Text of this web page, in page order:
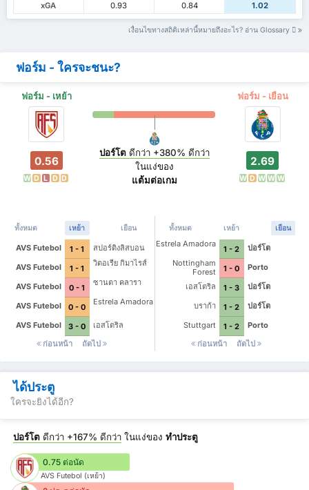
xGA
0.93 0.84 1.02
เงื่อนไขทางสถิติเหล่านี้หมายถึงอะไร? อ่าน Glossary
ฟอร์ม - ใครจะชนะ?
ฟอร์ม - เหย้า ฟอร์ม - เยือน
0.56
W D L D D
ปอร์โตดีกว่า +380% ดีกว่า
ในแง่ของ
แต้มต่อเกม
2.69
W D W W W
ทั้งหมด เหย้า เยือน
AVS Futebol 1 - 1
สปอร์ติงลิสบอน
AVS Futebol
1 - 1
วิตอเรีย กิมาไรส์
AVS Futebol 0 - 1
ซานตา คลารา
AVS Futebol 0 - 0
Estrela Amadora
AVS Futebol 3 - 0
เอสโตริล
ก่อนหน้า
ถัดไป
ทั้งหมด เหย้า เยือน
Estrela Amadora
1 - 2
ปอร์โต
Nottingham
Forest
1 - 0
Porto
เอสโตริล
1 - 3
ปอร์โต
บราก้า
1 - 2
ปอร์โต
Stuttgart
1 - 2
Porto
ก่อนหน้า
ถัดไป
ได้ประตู
ใครจะยิงได้อีก?
ปอร์โต ดีกว่า +167% ดีกว่า ในแง่ของ ทำประตู
0.75 ต่อนัด
AVS Futebol (เหย้า)